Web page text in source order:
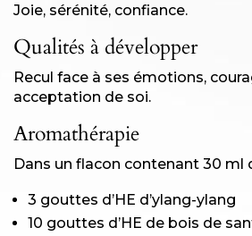
Joie, sérénité, confiance.
Qualités à développer
Recul face à ses émotions,
acceptation de soi.
Aromathérapie
Dans un flacon contenant 30 ml
3 gouttes d’HE d’ylang-ylang
10 gouttes d’HE de bois de